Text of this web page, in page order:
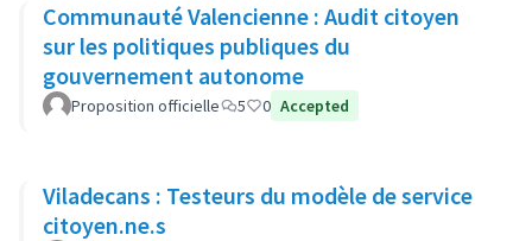
Communauté Valencienne : Audit citoyen
sur les politiques publiques du
gouvernement autonome
Proposition officielle 5 0 Accepted
Viladecans : Testeurs du modèle de service
citoyen.ne.s